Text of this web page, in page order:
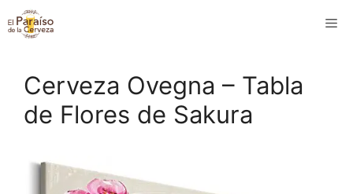
Saltar
al
Cerveza Ovegna – Tabla
de Flores de Sakura